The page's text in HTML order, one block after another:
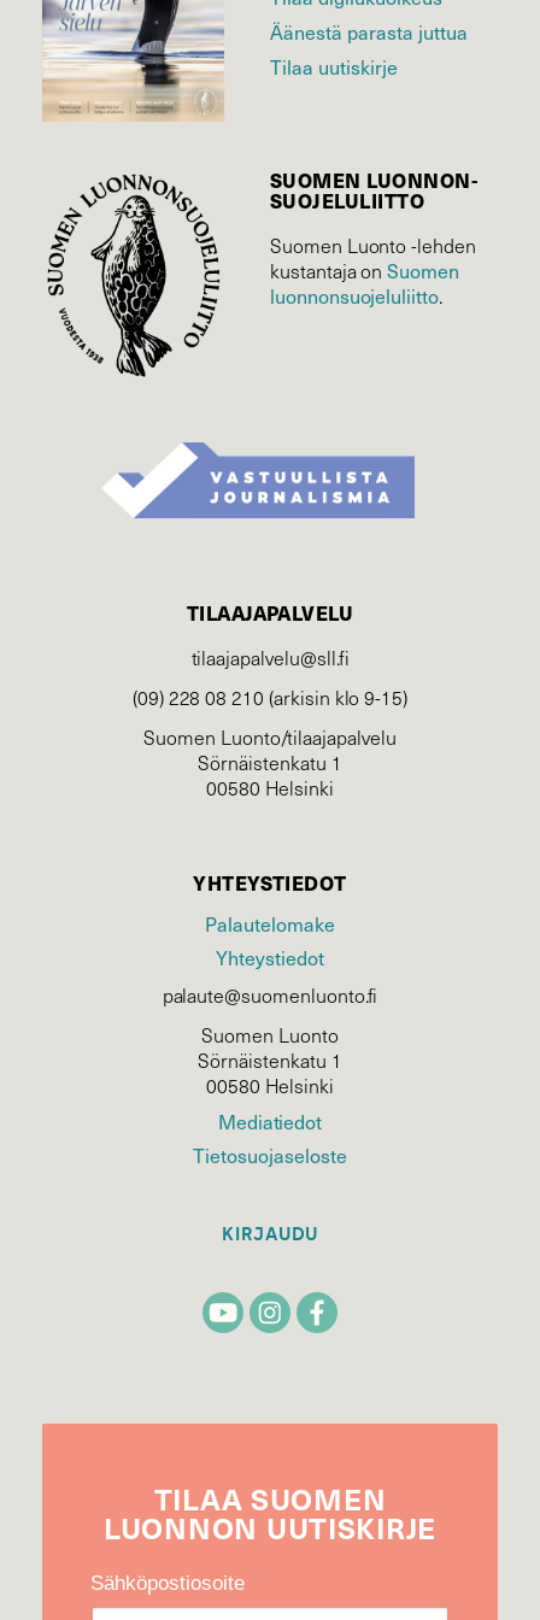
Äänestä parasta juttua
Tilaa uutiskirje
SUOMEN LUONNON­
SUOJELU­LIITTO
Suomen Luonto -lehden
kustantaja onSuomen
luonnonsuojelu­liitto.
TILAAJAPALVELU
tilaajapalvelu@sll.fi
(09) 228 08 210 (arkisin klo 9-15)
Suomen Luonto/tilaajapalvelu
Sörnäistenkatu 1
00580 Helsinki
YHTEYSTIEDOT
Palautelomake
Yhteystiedot
palaute@suomenluonto.fi
Suomen Luonto
Sörnäistenkatu 1
00580 Helsinki
Mediatiedot
Tietosuojaseloste
KIRJAUDU
TILAA SUOMEN
LUONNON UUTIS­KIRJE
Sähköpostiosoite